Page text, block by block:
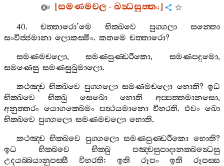
[සමණමචල-ඛන්‍ධසුත‍්තං]
40.චත‍්තාරො’මෙ භික‍්ඛවෙ පුග‍්ගලා
සන‍්තො
සංවිජ‍්ජමානා ලොකස‍්මිං. කතමෙ චත‍්තාරො?
සමණමචලො,සමණපුණ‍්ඩරීකො, සමණපදුමො,
සමණෙසු සමණසුඛුමාලො.
කථඤ‍්ච භික‍්ඛවෙ පුග‍්ගලො සමණමචලො හොති?ඉධ
භික‍්ඛවෙ
භික‍්ඛු සෙඛො හොති අප‍්පත‍්තමානසො,
අනුත‍්තරං යොගක‍්ඛෙමං පත්‍ථයමානො විහරති.එවං ඛො
භික‍්ඛවෙ පුග‍්ගලො සමණමචලො හොති.
කථඤ‍්ච භික‍්ඛවෙ පුග‍්ගලො සමණපුණ‍්ඩරීකො හොති?
ඉධ
භික‍්ඛවෙ භික‍්ඛු
පඤ‍්චසුපාදානක‍්ඛන්‍ධෙසු
උදයබ‍්බයානුපස‍්සී
විහරති:ඉති රූපං ඉති
රූපස‍්ස